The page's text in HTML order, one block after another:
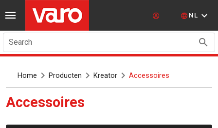
NL
Search
Home Producten Kreator Accessoires
Accessoires